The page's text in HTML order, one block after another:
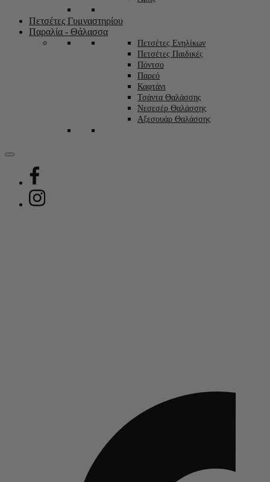
Πετσέτες Γυμναστηρίου
Παραλία - Θάλασσα
Πετσέτες Ενηλίκων
Πετσέτες Παιδικές
Πόντσο
Παρεό
Καφτάνι
Τσάντα Θαλάσσης
Νεσεσέρ Θαλάσσης
Αξεσουάρ Θαλάσσης